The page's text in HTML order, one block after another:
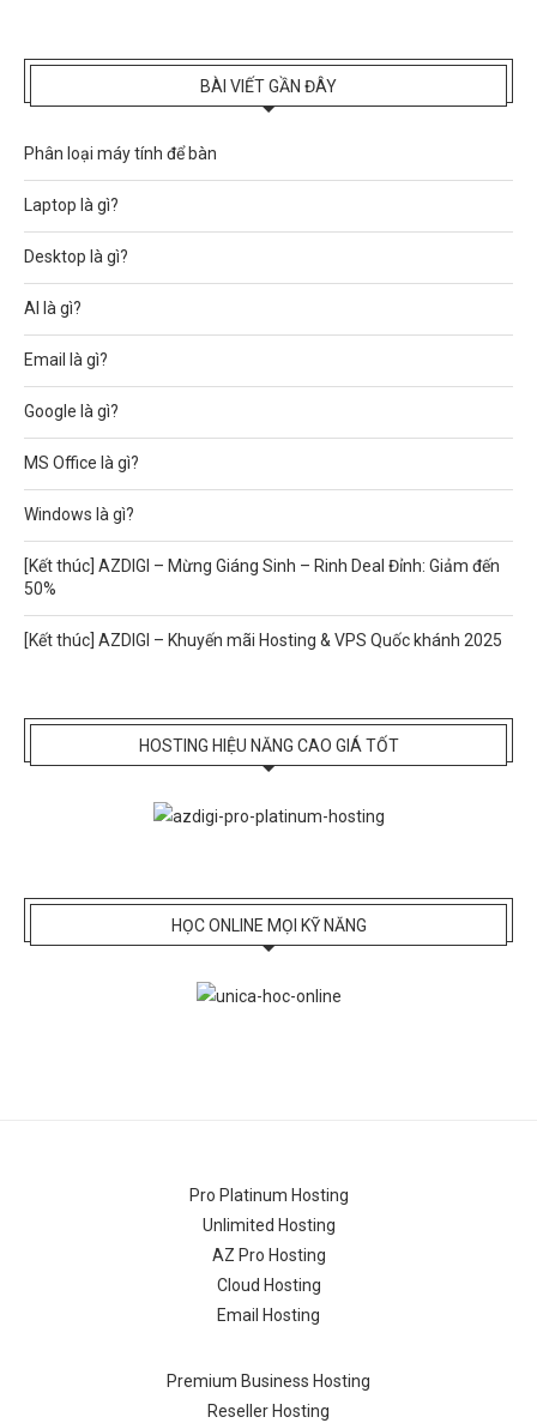
BÀI VIẾT GẦN ĐÂY
Phân loại máy tính để bàn
Laptop là gì?
Desktop là gì?
AI là gì?
Email là gì?
Google là gì?
MS Office là gì?
Windows là gì?
[Kết thúc] AZDIGI – Mừng Giáng Sinh – Rinh Deal Đỉnh: Giảm đến
50%
[Kết thúc] AZDIGI – Khuyến mãi Hosting & VPS Quốc khánh 2025
HOSTING HIỆU NĂNG CAO GIÁ TỐT
HỌC ONLINE MỌI KỸ NĂNG
Pro Platinum Hosting
Unlimited Hosting
AZ Pro Hosting
Cloud Hosting
Email Hosting
Premium Business Hosting
Reseller Hosting